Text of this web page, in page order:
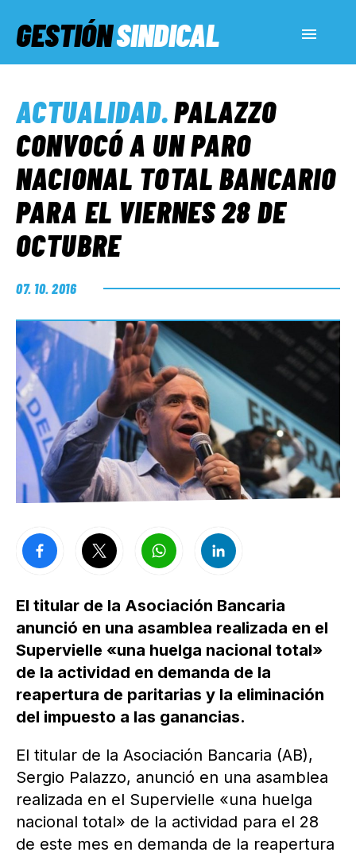
GESTIÓNSINDICAL
SERVICIOS SOCIALES
INFORMES ESPECIALES
FUERA DE MEGÁFONO
EL LADO «G»
ACTUALIDAD.PALAZZO
CONVOCÓ A UN PARO
NACIONAL TOTAL BANCARIO
PARA EL VIERNES 28 DE
OCTUBRE
07. 10. 2016
El titular de la Asociación Bancaria
anunció en una asamblea realizada en el
Supervielle «una huelga nacional total»
de la actividad en demanda de la
reapertura de paritarias y la eliminación
del impuesto a las ganancias.
El titular de la Asociación Bancaria (AB),
Sergio Palazzo, anunció en una asamblea
realizada en el Supervielle «una huelga
nacional total» de la actividad para el 28
de este mes en demanda de la reapertura